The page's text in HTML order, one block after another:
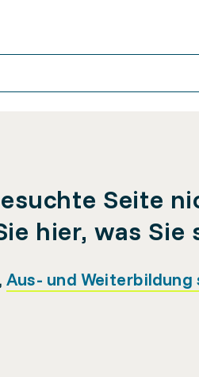
Seite
hier, was Sie
, Aus- und Weiterbildung